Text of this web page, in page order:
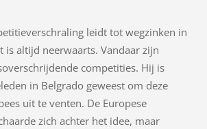
leidt tot wegzinken in
is altijd neerwaarts. Vandaar zijn
competities. Hij is
in Belgrado geweest om deze
uit te venten. De Europese
zich achter het idee, maar